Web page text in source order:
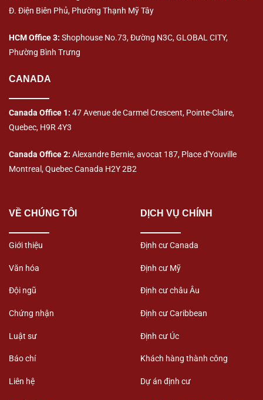
Đ. Điện Biên Phủ, Phường Thạnh Mỹ Tây
HCM Office 3: Shophouse No.73, Đường N3C, GLOBAL CITY,
Phường Bình Trưng
CANADA
Canada Office 1: 47 Avenue de Carmel Crescent, Pointe-Claire,
Quebec, H9R 4Y3
Canada Office 2: Alexandre Bernie, avocat 187, Place d'Youville
Montreal, Quebec Canada H2Y 2B2
VỀ CHÚNG TÔI
Giới thiệu
Văn hóa
Đội ngũ
Chứng nhận
Luật sư
Báo chí
Liên hệ
DỊCH VỤ CHÍNH
Định cư Canada
Định cư Mỹ
Định cư châu Âu
Định cư Caribbean
Định cư Úc
Khách hàng thành công
Dự án định cư